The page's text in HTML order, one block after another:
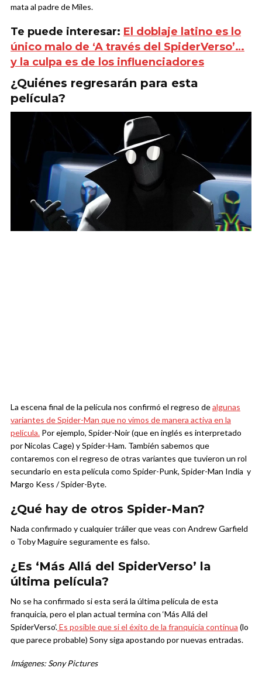
mata al padre de Miles.
Te puede interesar: El doblaje latino es lo
único malo de ‘A través del SpiderVerso’…
y la culpa es de los influenciadores
¿Quiénes regresarán para esta
película?
La escena final de la película nos confirmó el regreso dealgunas
variantes de Spider-Man que no vimos de manera activa en la
película. Por ejemplo, Spider-Noir (que en inglés es interpretado
por Nicolas Cage) y Spider-Ham. También sabemos que
contaremos con el regreso de otras variantes que tuvieron un rol
secundario en esta película como Spider-Punk, Spider-Man India y
Margo Kess / Spider-Byte.
¿Qué hay de otros Spider-Man?
Nada confirmado y cualquier tráiler que veas con Andrew Garfield
o Toby Maguire seguramente es falso.
¿Es ‘Más Allá del SpiderVerso’ la
última película?
No se ha confirmado si esta será la última película de esta
franquicia, pero el plan actual termina con ‘Más Allá del
SpiderVerso’.Es posible que si el éxito de la franquicia continua (lo
que parece probable) Sony siga apostando por nuevas entradas.
Imágenes: Sony Pictures